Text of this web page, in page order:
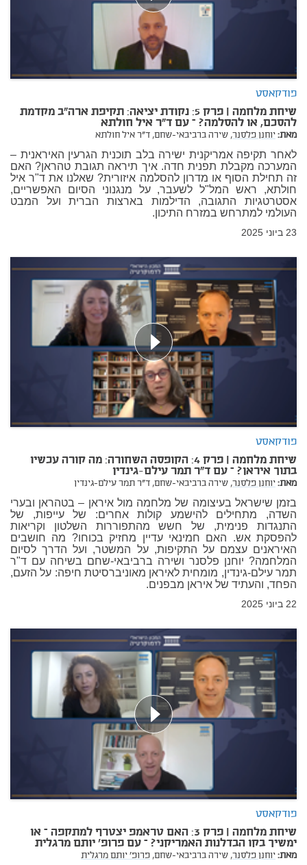
פודקאסט
שיחת מלחמה | פרק 5: נקודת יציאה: תקיפת ארה"ב מקדמת
להסכם, או להסלמה? – עם ד"ר איל חולתא
מאת:יוחנן פלסנר, שירה ברביבאי-שחם, ד"ר איל חולתא
לאחר תקיפה אמריקנית ישירה בלב תוכנית הגרעין האיראנית –
המערכה מקבלת תפנית חדה. איך תיראה תגובת טהראן? האם
זה תחילת הסוף או מדרון להסלמה איזורית? שאלנו את ד"ר איל
חולתא, ראש המל"ל לשעבר, על מנגנוני הסיום האפשריים,
אסטרטגיות התגובה, הדילמות בארצות הברית ועל המבט
העולמי למתרחש במזרח התיכון.
23 ביוני 2025
פודקאסט
שיחת מלחמה | פרק 4: הקופסה השחורה: מה קורה עכשיו
בתוך איראן? – עם ד"ר תמר עילם-גינדין
מאת:יוחנן פלסנר,שירה ברביבאי-שחם,ד"ר תמר עילם-גינדין
בזמן שישראל בעיצומה של מלחמה מול איראן – בטהראן ובערי
השדה, מתחילים להישמע קולות אחרים: של עייפות, של
התנגדות פנימית, של חשש מהתפוררות השלטון וקריאות
להפסקת אש. האם חמינאי עדיין מחזיק בכוחו? מה חושבים
האיראנים עצמם על התקיפות, על המשטר, ועל הדרך לסיום
המלחמה? יוחנן פלסנר ושירה ברביבאי-שחם בשיחה עם ד"ר
תמר עילם-גינדין, מומחית לאיראן מאוניברסיטת חיפה: על הזעם,
הפחד, והעתיד של איראן מבפנים.
22 ביוני 2025
פודקאסט
שיחת מלחמה | פרק 3: האם טראמפ יצטרף למתקפה – או
ימשיך בקו הבדלנות האמריקני? – עם פרופ' יותם מרגלית
מאת:יוחנן פלסנר, שירה ברביבאי-שחם, פרופ' יותם מרגלית